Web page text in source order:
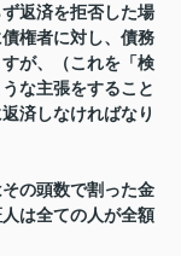
返済を拒否した場
権者に対し、債務
が、（これを「検
な主張をすること
済しなければなり
の頭数で割った金
は全ての人が全額